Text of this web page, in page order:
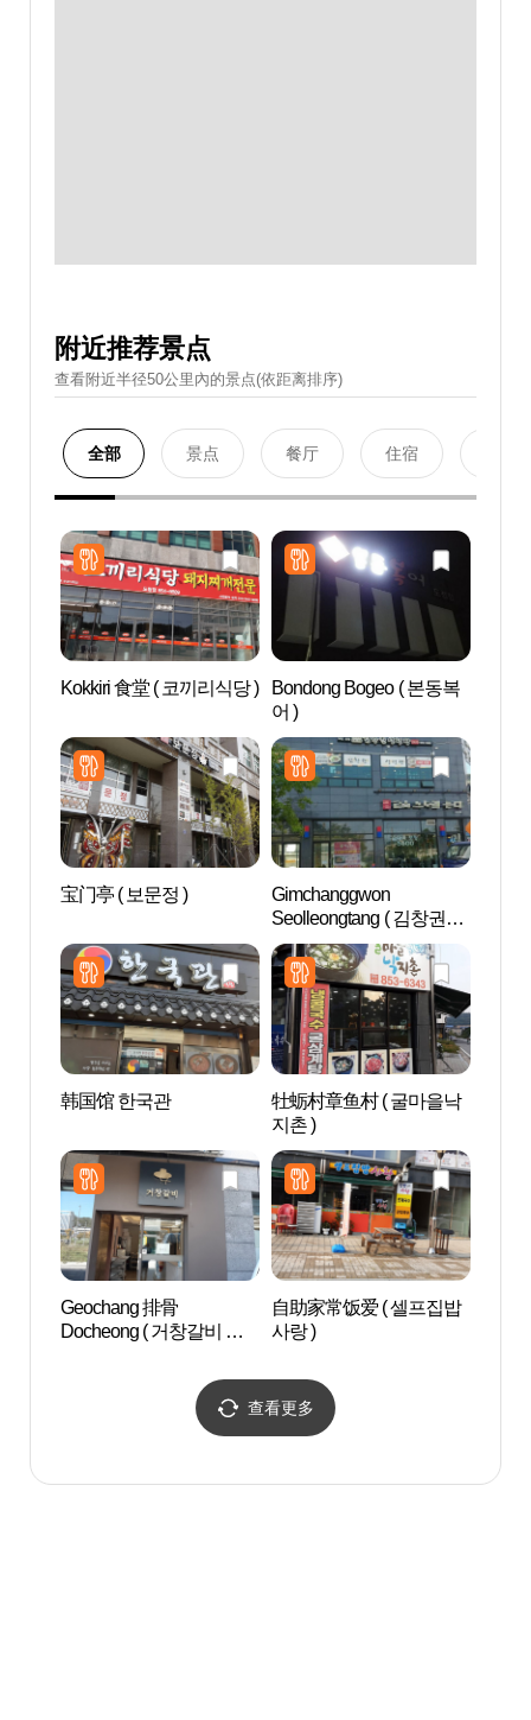
附近推荐景点
查看附近半径50公里內的景点(依距离排序)
全部 景点 餐厅 住宿
Kokkiri 食堂 ( 코끼리식당 )
Bondong Bogeo ( 본동복
어 )
宝门亭 ( 보문정 )
Gimchanggwon
Seolleongtang ( 김창권설
렁탕 )
韩国馆 한국관
牡蛎村章鱼村 ( 굴마을낙
지촌 )
Geochang 排骨
Docheong ( 거창갈비 도
自助家常饭爱 ( 셀프집밥
사랑 )
查看更多